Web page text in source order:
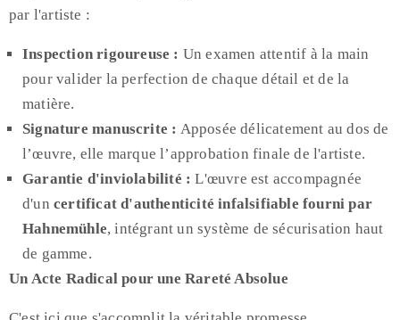
par l'artiste :
Inspection rigoureuse : Un examen attentif à la main
pour valider la perfection de chaque détail et de la
matière.
Signature manuscrite : Apposée délicatement au dos de
l’œuvre, elle marque l’approbation finale de l'artiste.
Garantie d'inviolabilité : L'œuvre est accompagnée
d'un certificat d'authenticité infalsifiable fourni par
Hahnemühle, intégrant un système de sécurisation haut
de gamme.
Un Acte Radical pour une Rareté Absolue